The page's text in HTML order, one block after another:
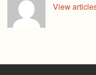
View